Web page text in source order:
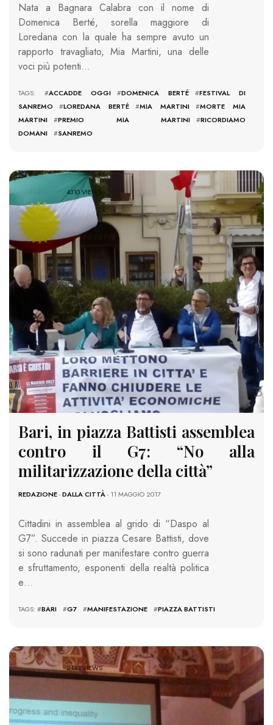
Nata a Bagnara Calabra con il nome di
Domenica Berté, sorella maggiore di
Loredana con la quale ha sempre avuto un
rapporto travagliato, Mia Martini, una delle
voci più potenti…
TAGS: #ACCADDE OGGI #DOMENICA BERTÉ #FESTIVAL DI
SANREMO
#LOREDANA BERTÉ #MIA MARTINI #MORTE MIA
MARTINI
#PREMIO MIA MARTINI #RICORDIAMO
DOMANI
#SANREMO
4310 VIEWS
Bari, in piazza Bat­tisti assemblea
contro il G7: “No alla
militarizzazione della città”
REDAZIONE-DALLA CITTÀ- 11 MAGGIO 2017
Cittadini in assembl­ea al grido di “Daspo al
G7”. Succede in piazza Cesare Battis­ti, dove
si sono rad­unati per manifestare contro guerra
e sf­ruttamento, esponenti della realtà polit­ica
e…
TAGS: #BARI #G7 #MANIFESTAZIONE #PIAZZA BATTISTI
2143 VIEWS